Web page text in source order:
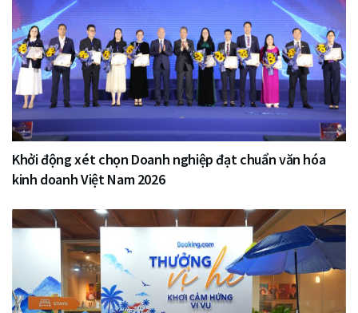
Khởi động xét chọn Doanh nghiệp đạt chuẩn văn hóa
kinh doanh Việt Nam 2026